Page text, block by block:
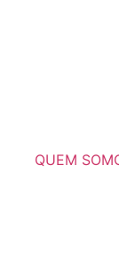
QUEM